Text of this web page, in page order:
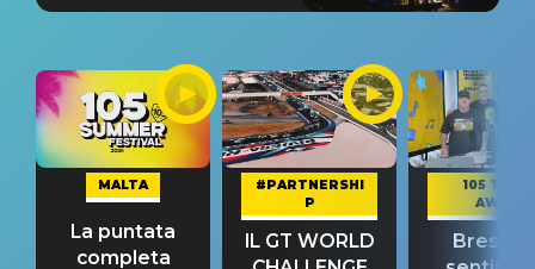
MALTA
La puntata
completa
#PARTNERSHI
P
IL GT WORLD
105 TAKE
AWAY
Bresh: